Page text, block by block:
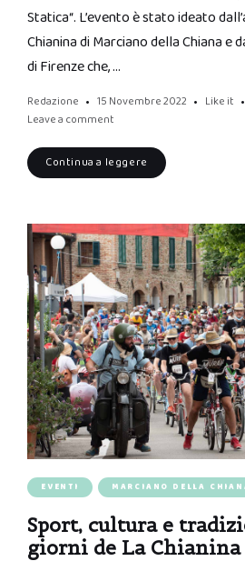
Statica“. L’evento è stato ideato
Chianina di Marciano della Chiana e
di Firenze che, …
Redazione 15 Novembre 2022 Like it
Leave a comment
Continua a leggere
EVENTI MARCIANO DELLA
Sport, cultura e
giorni de La